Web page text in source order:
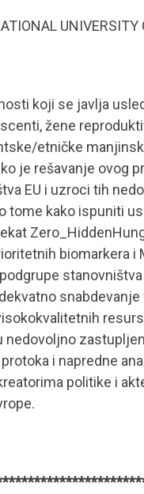
UNIVERSITY
koji se javlja
žene
etničke
je rešavanje ovog
EU i uzroci tih
kako ispuniti
biomarkera
i napredne
politike i